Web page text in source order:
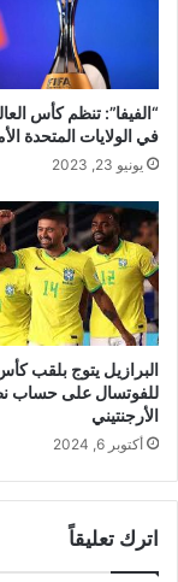
“الفيفا”: تنظم كأس
في الولايات المتحدة
يونيو 23, 2023
البرازيل يتوج بلقب
للفوتسال على حساب
الأرجنتيني
أكتوبر 6, 2024
اترك تعليقاً